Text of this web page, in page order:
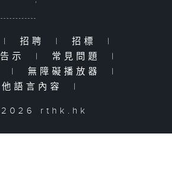
| 招聘 | 招標
|
示
| 常見問題
|
| 無障礙播放器
|
他語言內容
|
rthk.hk